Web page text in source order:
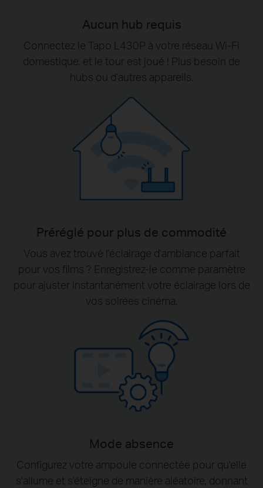
Aucun hub requis
Connectez le Tapo L430P à votre réseau Wi-Fi
domestique, et le tour est joué ! Plus besoin de
hubs ou d’autres appareils.
Préréglé pour plus de commodité
Vous avez trouvé l'éclairage d'ambiance parfait
pour vos films ? Enregistrez-le comme paramètre
pour ajuster instantanément votre éclairage lors de
vos soirées cinéma.
Mode absence
Configurez votre ampoule connectée pour qu'elle
s'allume et s'éteigne de manière aléatoire, donnant